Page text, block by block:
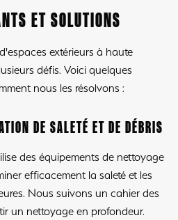
ET SOLUTIONS
extérieurs à haute
défis. Voici quelques
nous les résolvons :
DE SALETÉ ET DE DÉBRIS
des équipements de nettoyage
efficacement la saleté et les
Nous suivons un cahier des
un nettoyage en profondeur.